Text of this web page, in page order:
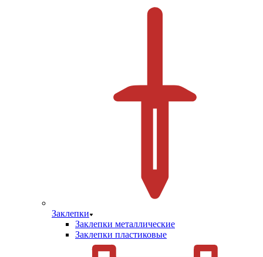
Заклепки
Заклепки металлические
Заклепки пластиковые